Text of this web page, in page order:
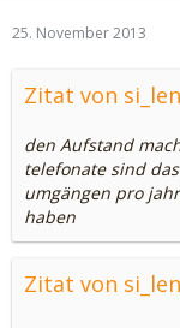
25. November 2013
Zitat von
den Aufstand
telefonate sind
umgängen pro
haben
Zitat von